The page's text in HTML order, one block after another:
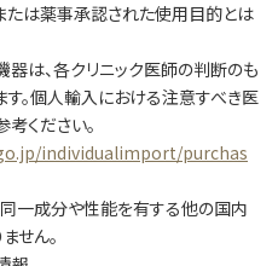
たは薬事承認された使用目的とは
は、各クリニック医師の判断のも
。個人輸入における注意すべき医
ください。
individualimport/purchas
同一成分や性能を有する他の国内
せん。